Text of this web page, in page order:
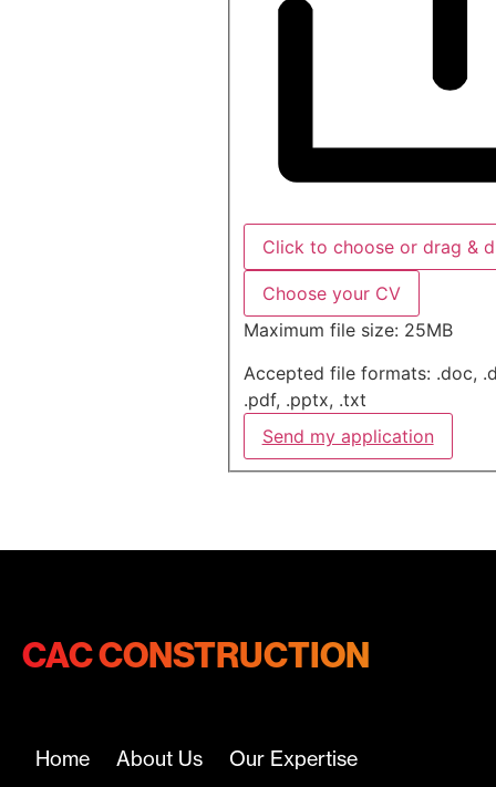
Click to choose or drag &
Choose your CV
Maximum file size: 25MB
Accepted file formats: .doc,
.pdf, .pptx, .txt
Send my application
CAC CONSTRUCTION
Home About Us
Our Expertise